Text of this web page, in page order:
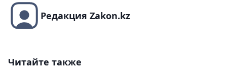
Редакция Zakon.kz
Читайте также